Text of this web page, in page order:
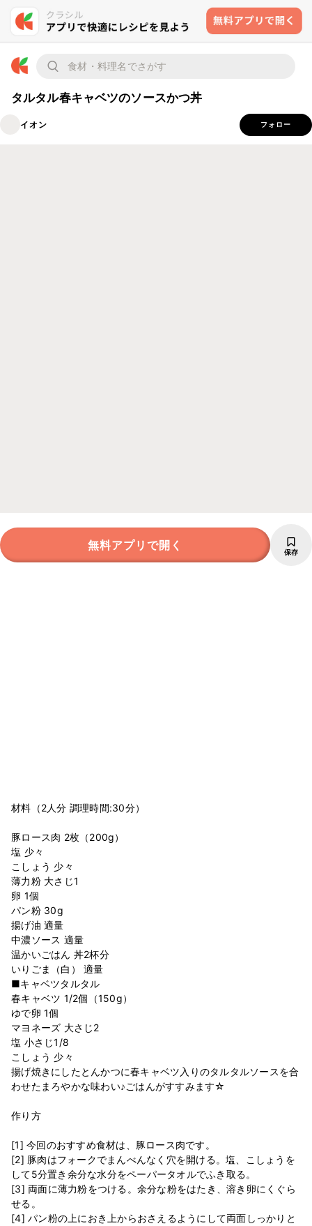
タルタル春キャベツのソースかつ丼
イオン フォロー
無料アプリで開く 保存
材料（2人分 調理時間:30分）
豚ロース肉 2枚（200g）
塩 少々
こしょう 少々
薄力粉 大さじ1
卵 1個
パン粉 30g
揚げ油 適量
中濃ソース 適量
温かいごはん 丼2杯分
いりごま（白） 適量
■キャベツタルタル
春キャベツ 1/2個（150g）
ゆで卵 1個
マヨネーズ 大さじ2
塩 小さじ1/8
こしょう 少々
揚げ焼きにしたとんかつに春キャベツ入りのタルタルソースを合
わせたまろやかな味わい♪ごはんがすすみます☆
作り方
[1] 今回のおすすめ食材は、豚ロース肉です。
[2] 豚肉はフォークでまんべんなく穴を開ける。塩、こしょうを
して5分置き余分な水分をペーパータオルでふき取る。
[3] 両面に薄力粉をつける。余分な粉をはたき、溶き卵にくぐら
せる。
[4] パン粉の上におき上からおさえるようにして両面しっかりと